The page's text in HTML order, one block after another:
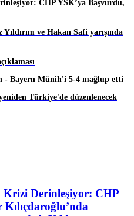
CHP YSK’ya Başvurdu,
Yıldırım ve Hakan Safi yarışında
- Bayern Münih'i 5-4 mağlup etti
Türkiye'de düzenlenecek
Krizi Derinleşiyor: CHP